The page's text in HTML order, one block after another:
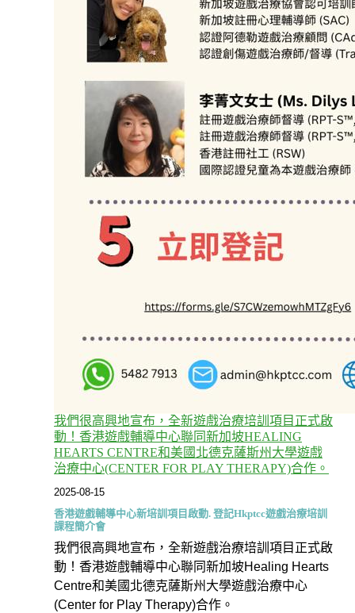
我們很高興地宣布，全新遊戲治療培訓項目正式啟
動！香港遊戲輔導中心聯同新加坡HEALING
HEARTS CENTRE和美國北德克薩斯州大學遊戲
治療中心(CENTER FOR PLAY THERAPY)合作。
2025-08-15
香港遊戲輔導中心新培訓項目啟動. 登記Hkptcc遊戲治療培訓
課程簡介會
我們很高興地宣布，全新遊戲治療培訓項目正式啟
動！香港遊戲輔導中心聯同新加坡Healing Hearts
Centre和美國北德克薩斯州大學遊戲治療中心
(Center for Play Therapy)合作。